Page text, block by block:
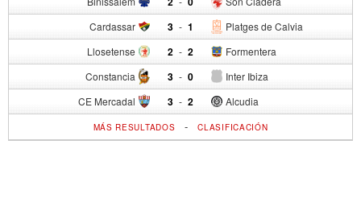
Cardassar 3 - Platges de Calvia
1
Llosetense 2 - Formentera
2
Constancia 3 - Inter Ibiza
0
CE Mercadal 3 - Alcudia
2
MÁS RESULTADOS -CLASIFICACIÓN